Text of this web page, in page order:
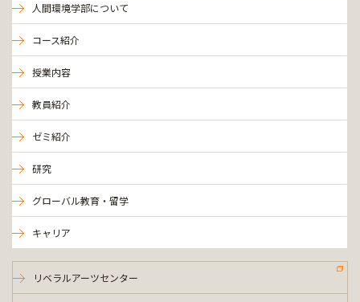
人間環境学部について
コース紹介
授業内容
教員紹介
ゼミ紹介
研究
グローバル教育・留学
キャリア
リベラルアーツセンター